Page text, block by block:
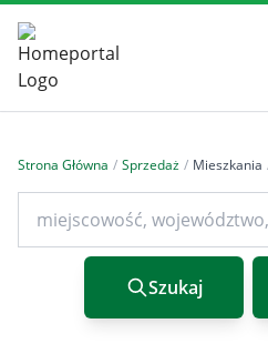
Strona Główna / Sprzedaż / Mieszkania
Szukaj